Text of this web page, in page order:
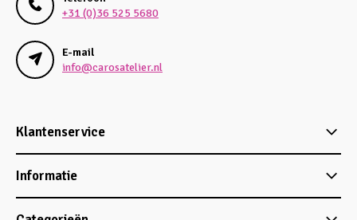
+31 (0)36 525 5680
E-mail
info@carosatelier.nl
Klantenservice
Informatie